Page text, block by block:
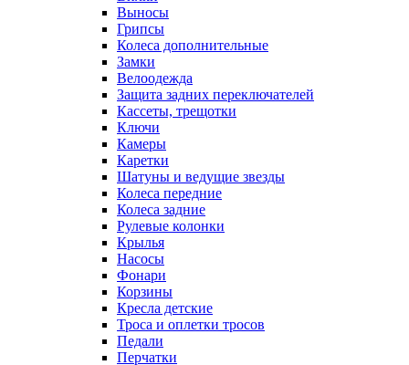
Выносы
Грипсы
Колеса дополнительные
Замки
Велоодежда
Защита задних переключателей
Кассеты, трещотки
Ключи
Камеры
Каретки
Шатуны и ведущие звезды
Колеса передние
Колеса задние
Рулевые колонки
Крылья
Насосы
Фонари
Корзины
Кресла детские
Троса и оплетки тросов
Педали
Перчатки